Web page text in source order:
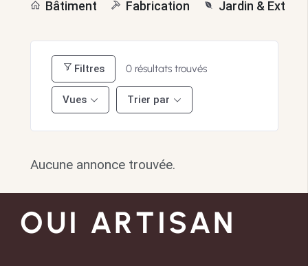
Bâtiment Fabrication Jardin &
Filtres 0résultats trouvés
Vues Trier par
Aucune annonce trouvée.
OUI ARTISAN